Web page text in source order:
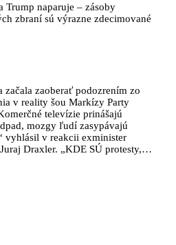
Trump naparuje – zásoby
zbraní sú výrazne zdecimované
začala zaoberať podozrením zo
v reality šou Markízy Party
televízie prinášajú
mozgy ľudí zasypávajú
vyhlásil v reakcii exminister
Draxler. „KDE SÚ protesty,